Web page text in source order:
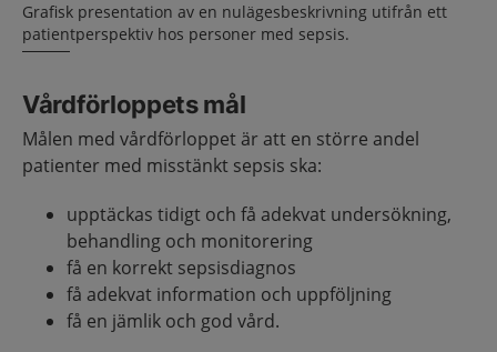
Grafisk presentation av en nulägesbeskrivning utifrån ett
patientperspektiv hos personer med sepsis.
Vårdförloppets mål
Målen med vårdförloppet är att en större andel
patienter med misstänkt sepsis ska:
upptäckas tidigt och få adekvat undersökning,
behandling och monitorering
få en korrekt sepsisdiagnos
få adekvat information och uppföljning
få en jämlik och god vård.